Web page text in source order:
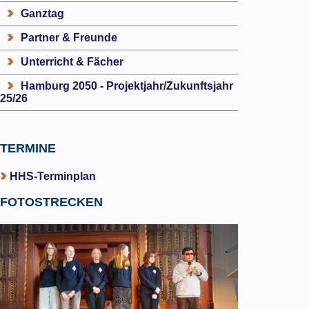
Ganztag
Partner & Freunde
Unterricht & Fächer
Hamburg 2050 - Projektjahr/Zukunftsjahr
25/26
TERMINE
HHS-Terminplan
FOTOSTRECKEN